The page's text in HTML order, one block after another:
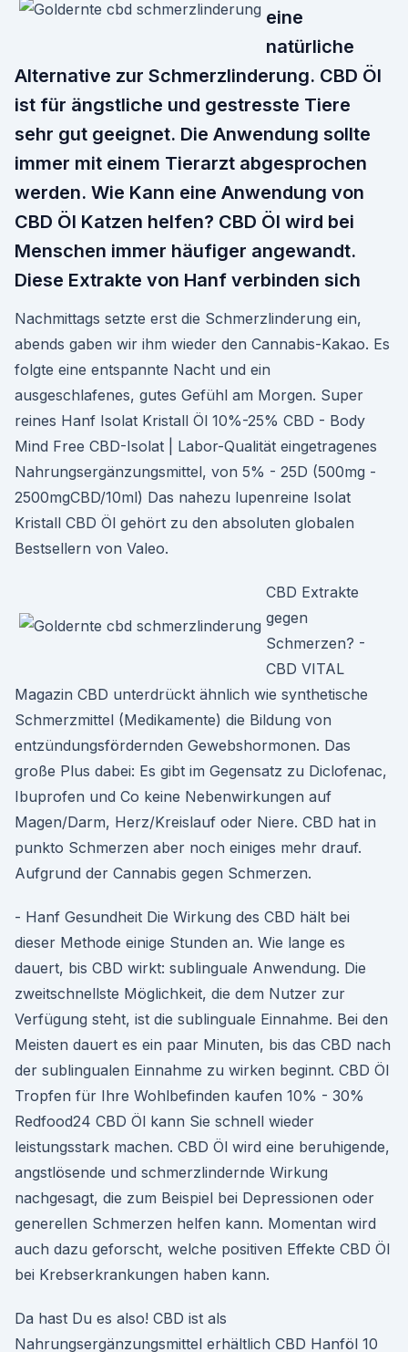
eine
natürliche
Alternative zur Schmerzlinderung. CBD Öl
ist für ängstliche und gestresste Tiere
sehr gut geeignet. Die Anwendung sollte
immer mit einem Tierarzt abgesprochen
werden. Wie Kann eine Anwendung von
CBD Öl Katzen helfen? CBD Öl wird bei
Menschen immer häufiger angewandt.
Diese Extrakte von Hanf verbinden sich
Nachmittags setzte erst die Schmerzlinderung ein,
abends gaben wir ihm wieder den Cannabis-Kakao. Es
folgte eine entspannte Nacht und ein
ausgeschlafenes, gutes Gefühl am Morgen. Super
reines Hanf Isolat Kristall Öl 10%-25% CBD - Body
Mind Free CBD-Isolat | Labor-Qualität eingetragenes
Nahrungsergänzungsmittel, von 5% - 25D (500mg -
2500mgCBD/10ml) Das nahezu lupenreine Isolat
Kristall CBD Öl gehört zu den absoluten globalen
Bestsellern von Valeo.
CBD Extrakte
gegen
Schmerzen? -
CBD VITAL
Magazin CBD unterdrückt ähnlich wie synthetische
Schmerzmittel (Medikamente) die Bildung von
entzündungsfördernden Gewebshormonen. Das
große Plus dabei: Es gibt im Gegensatz zu Diclofenac,
Ibuprofen und Co keine Nebenwirkungen auf
Magen/Darm, Herz/Kreislauf oder Niere. CBD hat in
punkto Schmerzen aber noch einiges mehr drauf.
Aufgrund der Cannabis gegen Schmerzen.
- Hanf Gesundheit Die Wirkung des CBD hält bei
dieser Methode einige Stunden an. Wie lange es
dauert, bis CBD wirkt: sublinguale Anwendung. Die
zweitschnellste Möglichkeit, die dem Nutzer zur
Verfügung steht, ist die sublinguale Einnahme. Bei den
Meisten dauert es ein paar Minuten, bis das CBD nach
der sublingualen Einnahme zu wirken beginnt. CBD Öl
Tropfen für Ihre Wohlbefinden kaufen 10% - 30%
Redfood24 CBD Öl kann Sie schnell wieder
leistungsstark machen. CBD Öl wird eine beruhigende,
angstlösende und schmerzlindernde Wirkung
nachgesagt, die zum Beispiel bei Depressionen oder
generellen Schmerzen helfen kann. Momentan wird
auch dazu geforscht, welche positiven Effekte CBD Öl
bei Krebserkrankungen haben kann.
Da hast Du es also! CBD ist als
Nahrungsergänzungsmittel erhältlich CBD Hanföl 10